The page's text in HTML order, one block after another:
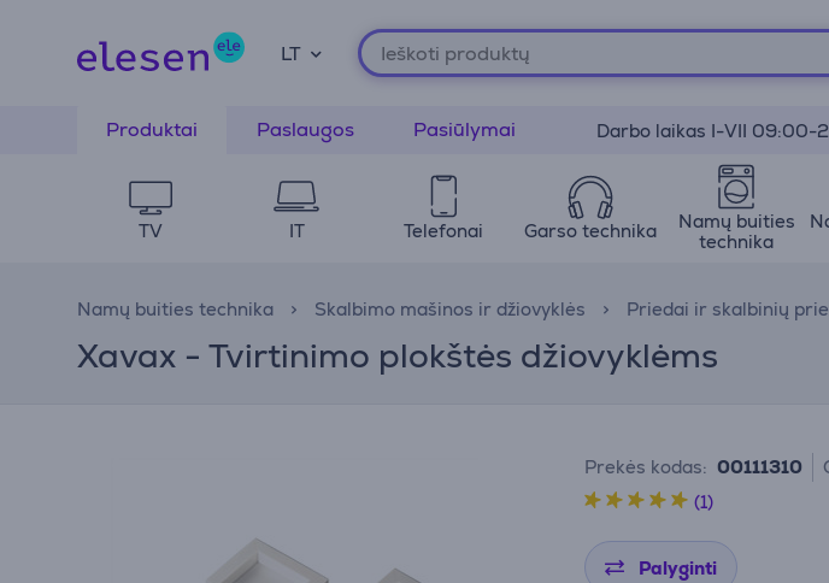
LT
Produktai Paslaugos Pasiūlymai Darbo laikas I-VII 09:00-
TV IT Telefonai Garso technika
Namų buities
technika
Namų buities technika Skalbimo mašinos ir džiovyklės Priedai ir skalbinių
Xavax - Tvirtinimo plokštės džiovyklėms
Prekės kodas: 00111310
(1)
Palyginti